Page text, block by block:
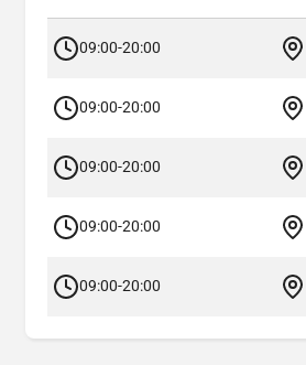
09:00-20:00
09:00-20:00
09:00-20:00
09:00-20:00
09:00-20:00